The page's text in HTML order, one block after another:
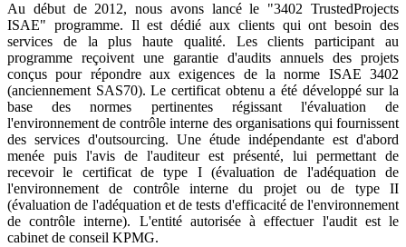
Au début de 2012, nous avons lancé le "3402 TrustedProjects
ISAE" programme. Il est dédié aux clients qui ont besoin des
services de la plus haute qualité. Les clients participant au
programme reçoivent une garantie d'audits annuels des projets
conçus pour répondre aux exigences de la norme ISAE 3402
(anciennement SAS70). Le certificat obtenu a été développé sur la
base des normes pertinentes régissant l'évaluation de
l'environnement de contrôle interne des organisations qui fournissent
des services d'outsourcing. Une étude indépendante est d'abord
menée puis l'avis de l'auditeur est présenté, lui permettant de
recevoir le certificat de type I (évaluation de l'adéquation de
l'environnement de contrôle interne du projet ou de type II
(évaluation de l'adéquation et de tests d'efficacité de l'environnement
de contrôle interne). L'entité autorisée à effectuer l'audit est le
cabinet de conseil KPMG.